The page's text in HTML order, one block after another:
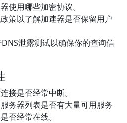
使用哪些加密协议。
策以了解加速器是否保留用户
DNS泄露测试以确保你的查询信
接是否经常中断。
服务器列表是否有大量可用服务
否经常在线。